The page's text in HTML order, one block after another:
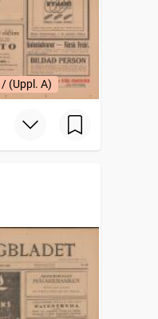
/ (Uppl. A)